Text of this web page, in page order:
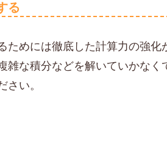
る
めには徹底した計算力の強化
な積分などを解いていかな
さい。